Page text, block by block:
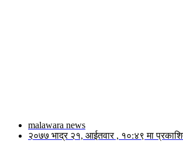
malawara news
२०७७ भाद्र २१, आईतवार , १०:४९ मा